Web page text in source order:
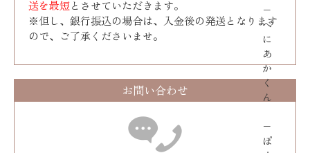
−
べ
に
あ
か
く
ん
−
ぽ
送を最短とさせていただきます。
※但し、銀行振込の場合は、入金後の発送となります
ので、ご了承くださいませ。
お問い合わせ